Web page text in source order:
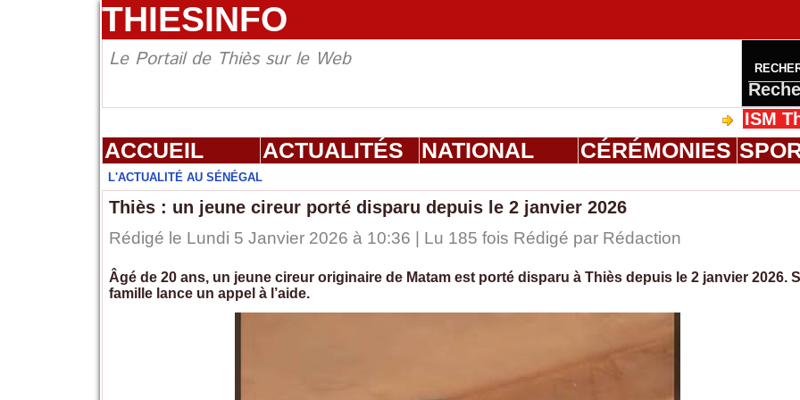
THIESINFO
Le Portail de Thiès sur le Web
ISM Thiès :
ACCUEIL ACTUALITÉS NATIONAL CÉRÉMONIES
L'ACTUALITÉ AU SÉNÉGAL
Thiès : un jeune cireur porté disparu depuis le 2 janvier 2026
Rédigé le Lundi 5 Janvier 2026 à 10:36 | Lu 185 fois Rédigé par Rédaction
Âgé de 20 ans, un jeune cireur originaire de Matam est porté disparu à Thiès depuis le 2 janvier 2026.
famille lance un appel à l’aide.